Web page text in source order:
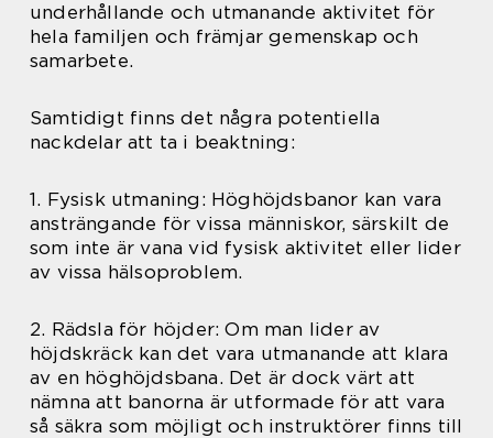
underhållande och utmanande aktivitet för
hela familjen och främjar gemenskap och
samarbete.
Samtidigt finns det några potentiella
nackdelar att ta i beaktning:
1. Fysisk utmaning: Höghöjdsbanor kan vara
ansträngande för vissa människor, särskilt de
som inte är vana vid fysisk aktivitet eller lider
av vissa hälsoproblem.
2. Rädsla för höjder: Om man lider av
höjdskräck kan det vara utmanande att klara
av en höghöjdsbana. Det är dock värt att
nämna att banorna är utformade för att vara
så säkra som möjligt och instruktörer finns till